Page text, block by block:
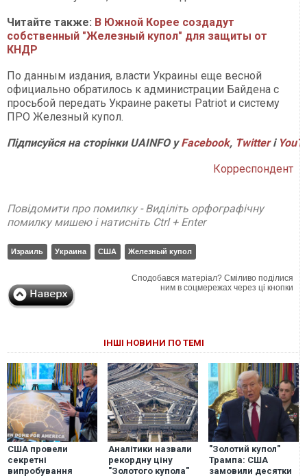
Читайте также: В Южной Корее создадут
собственный "Железный купол" для защиты от
КНДР
По данным издания, власти Украины еще весной
официально обратилось к администрации Байдена с
просьбой передать Украине ракеты Patriot и систему
ПРО Железный купол.
Підписуйся на сторінки UAINFO уFacebook, Twitterі
Корреспондент
Повідомити про помилку - Виділіть орфографічну
помилку мишею і натисніть Ctrl + Enter
Израиль Украина США Железный купол
Сподобався матеріал? Сміливо поділися
ним в соцмережах через ці кнопки
ІНШІ НОВИНИ ПО ТЕМІ
США провели
секретні
випробування
Аналітики назвали
рекордну ціну
"Золотого купола"
"Золотий купол"
Трампа: США
замовили десятки